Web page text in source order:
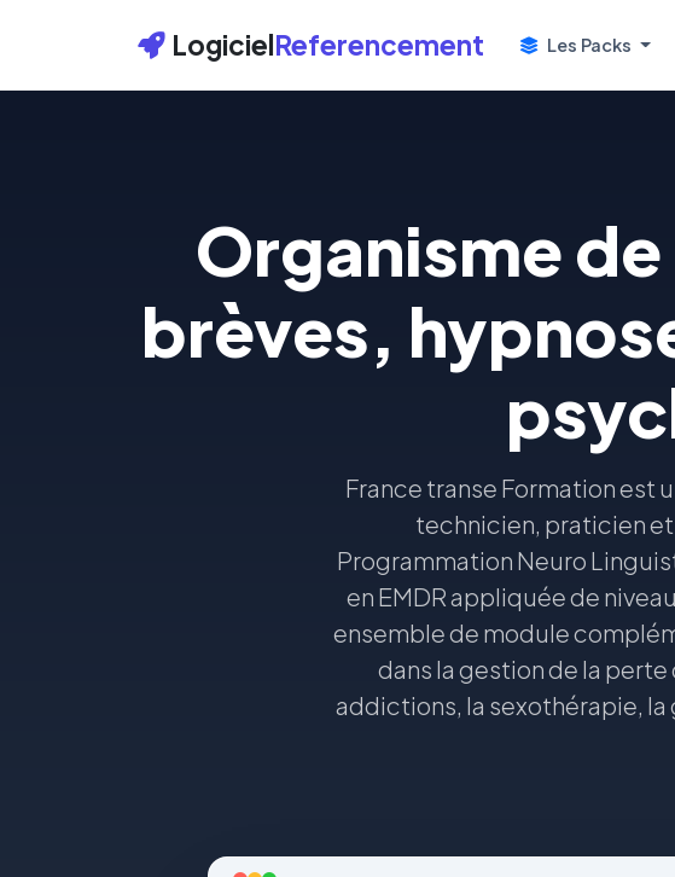
LogicielReferencement Les Packs
Organisme
brèves,
France transe Formation est
technicien, praticien
Programmation Neuro
en EMDR appliquée de
ensemble de module
dans la gestion de la
addictions, la sexothérapie,